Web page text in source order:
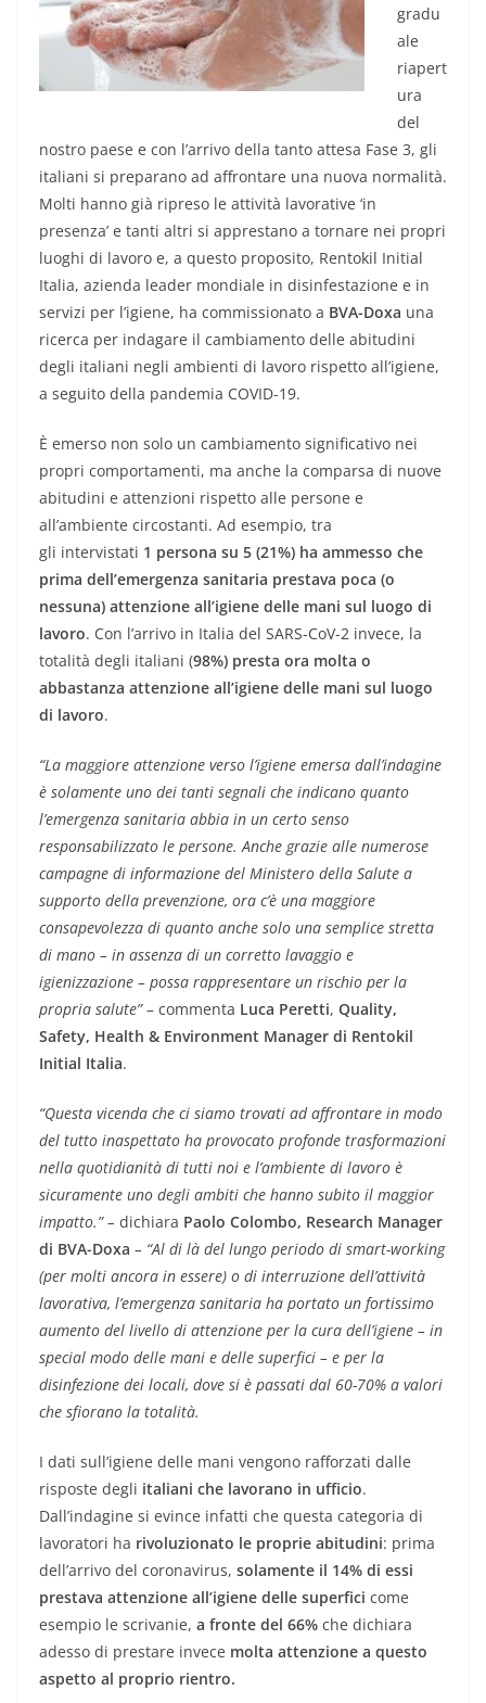
gradu
ale
riapert
ura
del
nostro paese e con l’arrivo della tanto attesa Fase 3, gli
italiani si preparano ad affrontare una nuova normalità.
Molti hanno già ripreso le attività lavorative ‘in
presenza’ e tanti altri si apprestano a tornare nei propri
luoghi di lavoro e, a questo proposito, Rentokil Initial
Italia, azienda leader mondiale in disinfestazione e in
servizi per l’igiene, ha commissionato a BVA-Doxa una
ricerca per indagare il cambiamento delle abitudini
degli italiani negli ambienti di lavoro rispetto all’igiene,
a seguito della pandemia COVID-19.
È emerso non solo un cambiamento significativo nei
propri comportamenti, ma anche la comparsa di nuove
abitudini e attenzioni rispetto alle persone e
all’ambiente circostanti. Ad esempio, tra
gli intervistati 1 persona su 5 (21%) ha ammesso che
prima dell’emergenza sanitaria prestava poca (o
nessuna) attenzione all’igiene delle mani sul luogo di
lavoro. Con l’arrivo in Italia del SARS-CoV-2 invece, la
totalità degli italiani (98%) presta ora molta o
abbastanza attenzione all’igiene delle mani sul luogo
di lavoro.
“La maggiore attenzione verso l’igiene emersa dall’indagine
è solamente uno dei tanti segnali che indicano quanto
l’emergenza sanitaria abbia in un certo senso
responsabilizzato le persone. Anche grazie alle numerose
campagne di informazione del Ministero della Salute a
supporto della prevenzione, ora c’è una maggiore
consapevolezza di quanto anche solo una semplice stretta
di mano – in assenza di un corretto lavaggio e
igienizzazione – possa rappresentare un rischio per la
propria salute”– commenta Luca Peretti, Quality,
Safety, Health & Environment Manager di Rentokil
Initial Italia.
“Questa vicenda che ci siamo trovati ad affrontare in modo
del tutto inaspettato ha provocato profonde trasformazioni
nella quotidianità di tutti noi e l’ambiente di lavoro è
sicuramente uno degli ambiti che hanno subito il maggior
impatto.” – dichiara Paolo Colombo, Research Manager
di BVA-Doxa – “Al di là del lungo periodo di smart-working
(per molti ancora in essere) o di interruzione dell’attività
lavorativa, l’emergenza sanitaria ha portato un fortissimo
aumento del livello di attenzione per la cura dell’igiene – in
special modo delle mani e delle superfici – e per la
disinfezione dei locali, dove si è passati dal 60-70% a valori
che sfiorano la totalità.
I dati sull’igiene delle mani vengono rafforzati dalle
risposte degli italiani che lavorano in ufficio.
Dall’indagine si evince infatti che questa categoria di
lavoratori ha rivoluzionato le proprie abitudini: prima
dell’arrivo del coronavirus, solamente il 14% di essi
prestava attenzione all’igiene delle superfici come
esempio le scrivanie, a fronte del 66% che dichiara
adesso di prestare invece molta attenzione a questo
aspetto al proprio rientro.